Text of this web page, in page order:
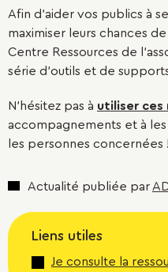
Afin d'aider vos publics à
maximiser leurs chances
Centre Ressources de
série d'outils et de
N'hésitez pas à utiliser ces
accompagnements et à
les personnes concernées !
Actualité publiée par
Liens utiles
Je consulte la